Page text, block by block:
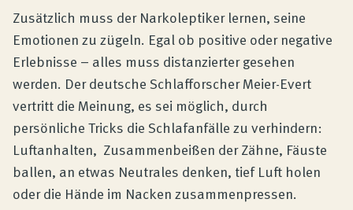
Zusätzlich muss der Narkoleptiker lernen, seine
Emotionen zu zügeln. Egal ob positive oder negative
Erlebnisse – alles muss distanzierter gesehen
werden. Der deutsche Schlafforscher Meier-Evert
vertritt die Meinung, es sei möglich, durch
persönliche Tricks die Schlafanfälle zu verhindern:
Luftanhalten, Zusammenbeißen der Zähne, Fäuste
ballen, an etwas Neutrales denken, tief Luft holen
oder die Hände im Nacken zusammenpressen.